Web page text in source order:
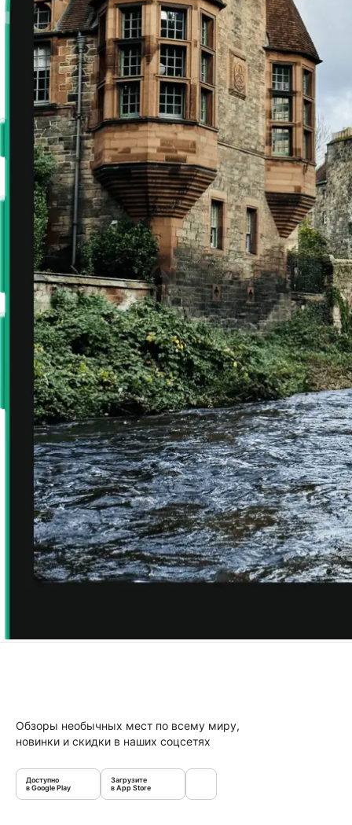
Обзоры необычных мест по всему миру,
новинки и скидки в наших соцсетях
Доступно
в Google Play
Загрузите
в App Store